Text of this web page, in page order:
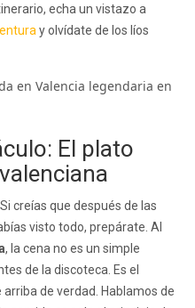
echa un vistazo a
y olvídate de los líos
El plato
creías que después de las
visto todo, prepárate. Al
, la cena no es un simple
de la discoteca. Es el
de verdad. Hablamos de